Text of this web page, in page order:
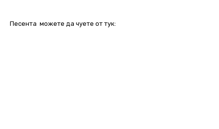
Песента можете да чуете от тук: